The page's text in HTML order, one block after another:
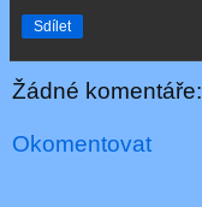
Sdílet
Žádné komentáře:
Okomentovat